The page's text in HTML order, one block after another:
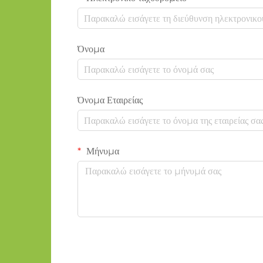
Όνομα
Όνομα Εταιρείας
Μήνυμα